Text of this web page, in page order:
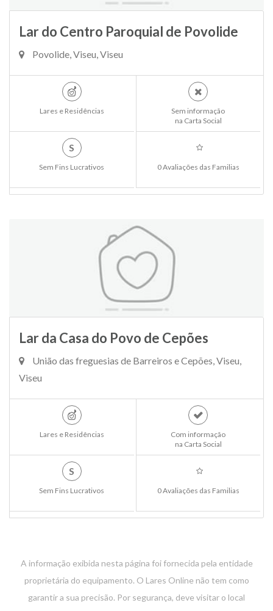
Lar do Centro Paroquial de Povolide
Povolide, Viseu, Viseu
Lares e Residências
Sem informação
na Carta Social
S
Sem Fins Lucrativos 0 Avaliações das Familias
Lar da Casa do Povo de Cepões
União das freguesias de Barreiros e Cepões, Viseu,
Viseu
Lares e Residências
Com informação
na Carta Social
S
Sem Fins Lucrativos 0 Avaliações das Familias
A informação exibida nesta página foi fornecida pela entidade
proprietária do equipamento. O Lares Online não tem como
garantir a sua precisão. Por segurança, deve visitar o local